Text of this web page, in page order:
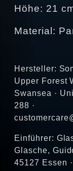
Höhe: 21
Material:
Hersteller:
Upper Forest
Swansea ·
288 ·
Einführer:
Glasche,
45127 Essen